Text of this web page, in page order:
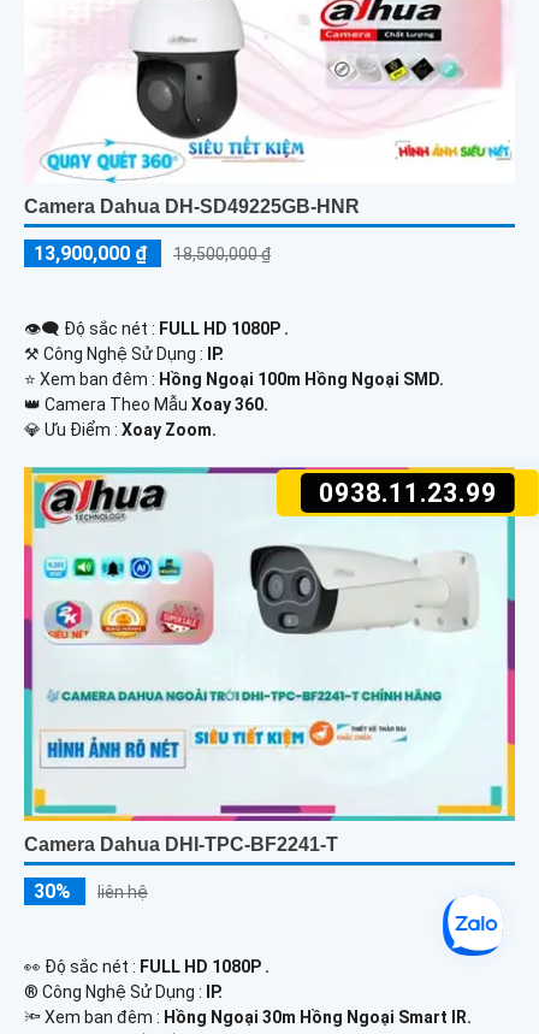
0938.11.23.99
Camera Dahua DH-SD49225GB-HNR
13,900,000 ₫ 18,500,000 ₫
👁️‍🗨 Độ sắc nét : FULL HD 1080P .
⚒ Công Nghệ Sử Dụng :
IP.
⭐ Xem ban đêm : Hồng Ngoại 100m Hồng Ngoại SMD.
👑 Camera Theo Mẫu Xoay 360.
️💎 Ưu Điểm : Xoay Zoom.
Camera Dahua DHI-TPC-BF2241-T
30% liên hệ
️👀 Độ sắc nét : FULL HD 1080P .
®️ Công Nghệ Sử Dụng :
IP.
🔦 Xem ban đêm : Hồng Ngoại 30m Hồng Ngoại Smart IR.